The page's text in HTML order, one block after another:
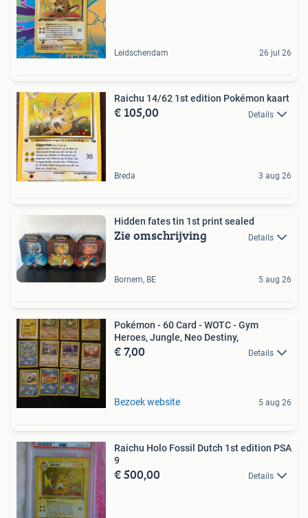
Leidschendam 26 jul 26
Raichu 14/62 1st edition Pokémon kaart
€ 105,00 Details
Breda 3 aug 26
Hidden fates tin 1st print sealed
Zie omschrijving Details
Bornem, BE 5 aug 26
Pokémon - 60 Card - WOTC - Gym
Heroes, Jungle, Neo Destiny,
€ 7,00 Details
Bezoek website 5 aug 26
Raichu Holo Fossil Dutch 1st edition PSA
9
€ 500,00 Details